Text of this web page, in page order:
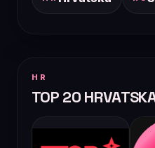
HR
TOP 20